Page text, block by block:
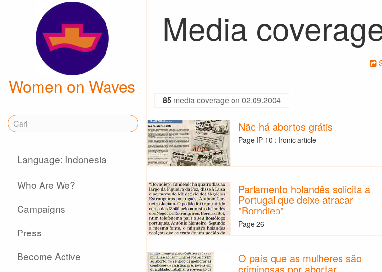
Women on Waves
Language: Indonesia
Who Are We?
Campaigns
Press
Become Active
Media
85 media coverage on 02.09.2004
Não há abortos grátis
Page IP 10 : Ironic article
Parlamento holandês solicita a
Portugal que deixe atracar
"Borndiep"
Page 26
O país que as mulheres são
criminosas por abortar